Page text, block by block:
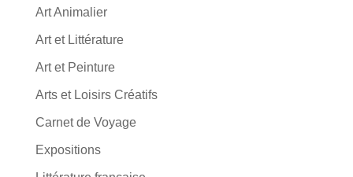
Art Animalier
Art et Littérature
Art et Peinture
Arts et Loisirs Créatifs
Carnet de Voyage
Expositions